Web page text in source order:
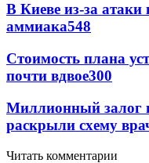
В Киеве из-за
аммиака548
Стоимость плана
почти вдвое300
Миллионный залог
раскрыли схему
Читать комментарии